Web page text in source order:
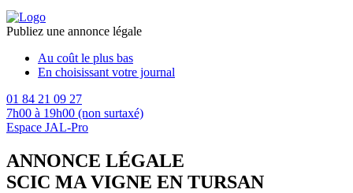
Publiez une annonce légale
Au coût le plus bas
En choisissant votre journal
01 84 21 09 27
7h00 à 19h00 (non surtaxé)
Espace JAL-Pro
ANNONCE LÉGALE
SCIC MA VIGNE EN TURSAN